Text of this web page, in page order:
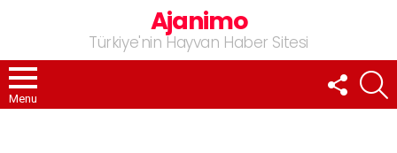
Ajanimo
Türkiye'nin Hayvan Haber Sitesi
Menu
FOLLOW
US